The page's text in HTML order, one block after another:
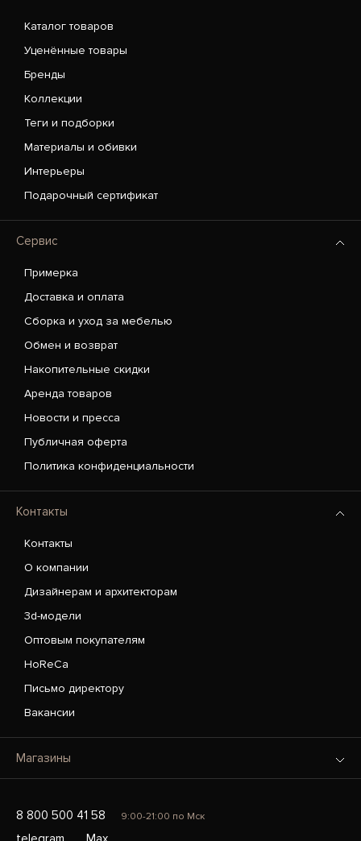
Каталог товаров
Уценённые товары
Бренды
Коллекции
Теги и подборки
Материалы и обивки
Интерьеры
Подарочный сертификат
Сервис
Примерка
Доставка и оплата
Сборка и уход за мебелью
Обмен и возврат
Накопительные скидки
Аренда товаров
Новости и пресса
Публичная оферта
Политика конфиденциальности
Контакты
Контакты
О компании
Дизайнерам и архитекторам
3d-модели
Оптовым покупателям
HoReCa
Письмо директору
Вакансии
Магазины
8 800 500 41 58 9:00-21:00 по Мск